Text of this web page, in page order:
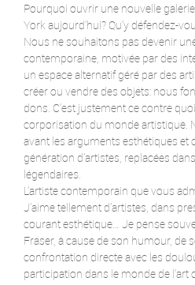
Pourquoi ouvrir une nouvelle
York aujourd’hui? Qu’y défendez-
Nous ne souhaitons pas devenir
contemporaine, motivée par des
un espace alternatif géré par des
créer ou vendre des objets: nous
dons. C’est justement ce contre
corporisation du monde artistique.
avant les arguments esthétiques et
génération d’artistes, replacées
légendaires.
L’artiste contemporain que vous
J’aime tellement d’artistes, dans
courant esthétique… Je pense
Fraser, à cause de son humour, de
confrontation directe avec les
participation dans le monde de